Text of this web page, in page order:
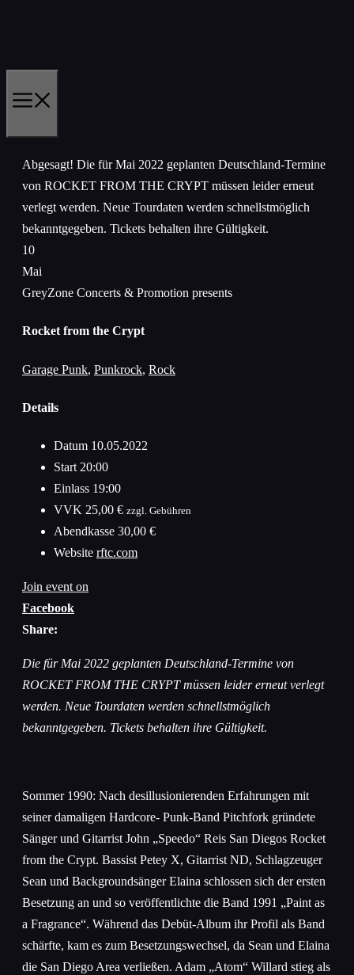
Abgesagt! Die für Mai 2022 geplanten Deutschland-Termine
von ROCKET FROM THE CRYPT müssen leider erneut
verlegt werden. Neue Tourdaten werden schnellstmöglich
bekanntgegeben. Tickets behalten ihre Gültigkeit.
10
Mai
GreyZone Concerts & Promotion presents
Rocket from the Crypt
Garage Punk, Punkrock, Rock
Details
Datum 10.05.2022
Start 20:00
Einlass 19:00
VVK 25,00 € zzgl. Gebühren
Abendkasse 30,00 €
Website rftc.com
Join event on
Facebook
Share:
Die für Mai 2022 geplanten Deutschland-Termine von
ROCKET FROM THE CRYPT müssen leider erneut verlegt
werden. Neue Tourdaten werden schnellstmöglich
bekanntgegeben. Tickets behalten ihre Gültigkeit.
Sommer 1990: Nach desillusionierenden Erfahrungen mit
seiner damaligen Hardcore- Punk-Band Pitchfork gründete
Sänger und Gitarrist John „Speedo“ Reis San Diegos Rocket
from the Crypt. Bassist Petey X, Gitarrist ND, Schlagzeuger
Sean und Backgroundsänger Elaina schlossen sich der ersten
Besetzung an und so veröffentlichte die Band 1991 „Paint as
a Fragrance“. Während das Debüt-Album ihr Profil als Band
schärfte, kam es zum Besetzungswechsel, da Sean und Elaina
die San Diego Area verließen. Adam „Atom“ Willard stieg als